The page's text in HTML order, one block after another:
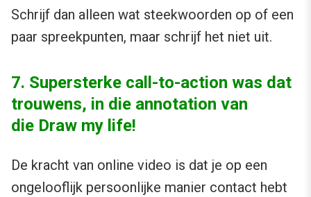
Schrijf dan alleen wat steekwoorden op of een
paar spreekpunten, maar schrijf het niet uit.
7. Supersterke call-to-action was dat
trouwens, in die annotation van
die Draw my life!
De kracht van online video is dat je op een
ongelooflijk persoonlijke manier contact hebt